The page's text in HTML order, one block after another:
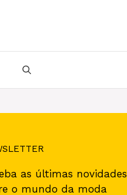
as últimas novidades
o mundo da moda